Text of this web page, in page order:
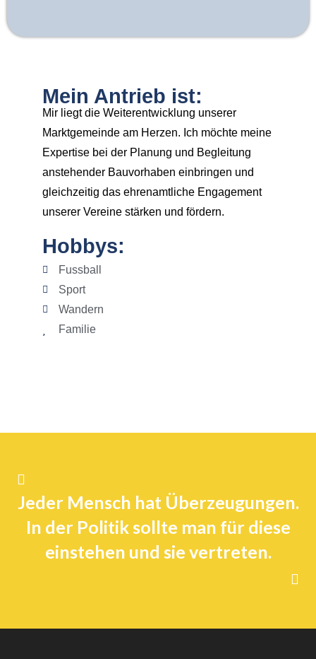
Mein Antrieb ist:
Mir liegt die Weiterentwicklung unserer
Marktgemeinde am Herzen. Ich möchte meine
Expertise bei der Planung und Begleitung
anstehender Bauvorhaben einbringen und
gleichzeitig das ehrenamtliche Engagement
unserer Vereine stärken und fördern.
Hobbys:
Fussball
Sport
Wandern
Familie
Jeder Mensch hat Überzeugungen.
In der Politik sollte man für diese
einstehen und sie vertreten.